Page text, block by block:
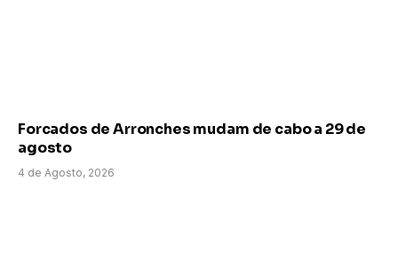
Forcados de Arronches mudam de cabo a 29 de
agosto
4 de Agosto, 2026